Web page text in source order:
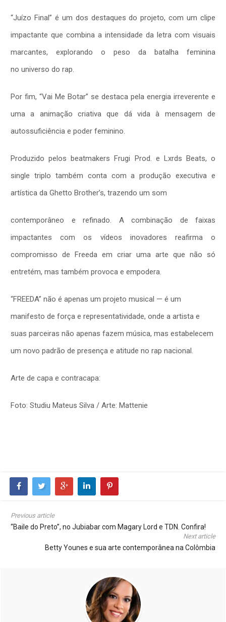
“Juízo Final” é um dos destaques do projeto, com um clipe
impactante que combina a intensidade da letra com visuais
marcantes, explorando o peso da batalha feminina
no universo do rap.
Por fim, “Vai Me Botar” se destaca pela energia irreverente e
uma a animação criativa que dá vida à mensagem de
autossuficiência e poder feminino.
Produzido pelos beatmakers Frugi Prod. e Lxrds Beats, o
single triplo também conta com a produção executiva e
artística da Ghetto Brother’s, trazendo um som
contemporâneo e refinado. A combinação de faixas
impactantes com os vídeos inovadores reafirma o
compromisso de Freeda em criar uma arte que não só
entretém, mas também provoca e empodera.
“FREEDA” não é apenas um projeto musical — é um
manifesto de força e representatividade, onde a artista e
suas parceiras não apenas fazem música, mas estabelecem
um novo padrão de presença e atitude no rap nacional.
Arte de capa e contracapa:
Foto: Studiu Mateus Silva / Arte: Mattenie
Previous article
“Baile do Preto”, no Jubiabar com Magary Lord e TDN. Confira!
Next article
Betty Younes e sua arte contemporânea na Colômbia